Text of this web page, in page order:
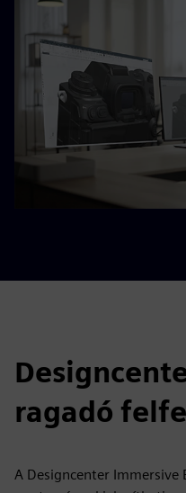
ragadó
A Designcenter Immersive